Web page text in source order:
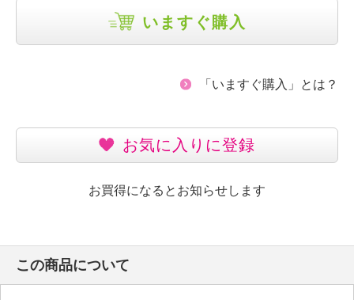
いますぐ購入
「いますぐ購入」とは？
お気に入りに登録
お買得になるとお知らせします
この商品について